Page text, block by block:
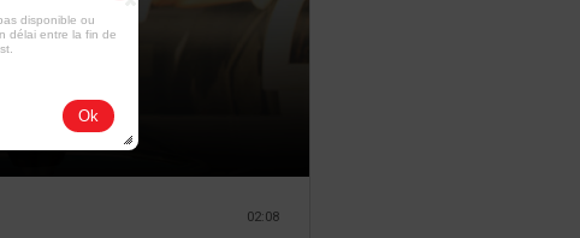
02:08
disponible ou
délai entre la fin de
Ok